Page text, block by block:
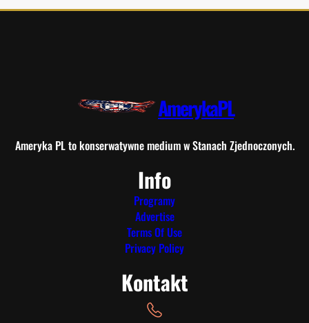
AmerykaPL
Ameryka PL to konserwatywne medium w Stanach Zjednoczonych.
Info
Programy
Advertise
Terms Of Use
Privacy Policy
Kontakt